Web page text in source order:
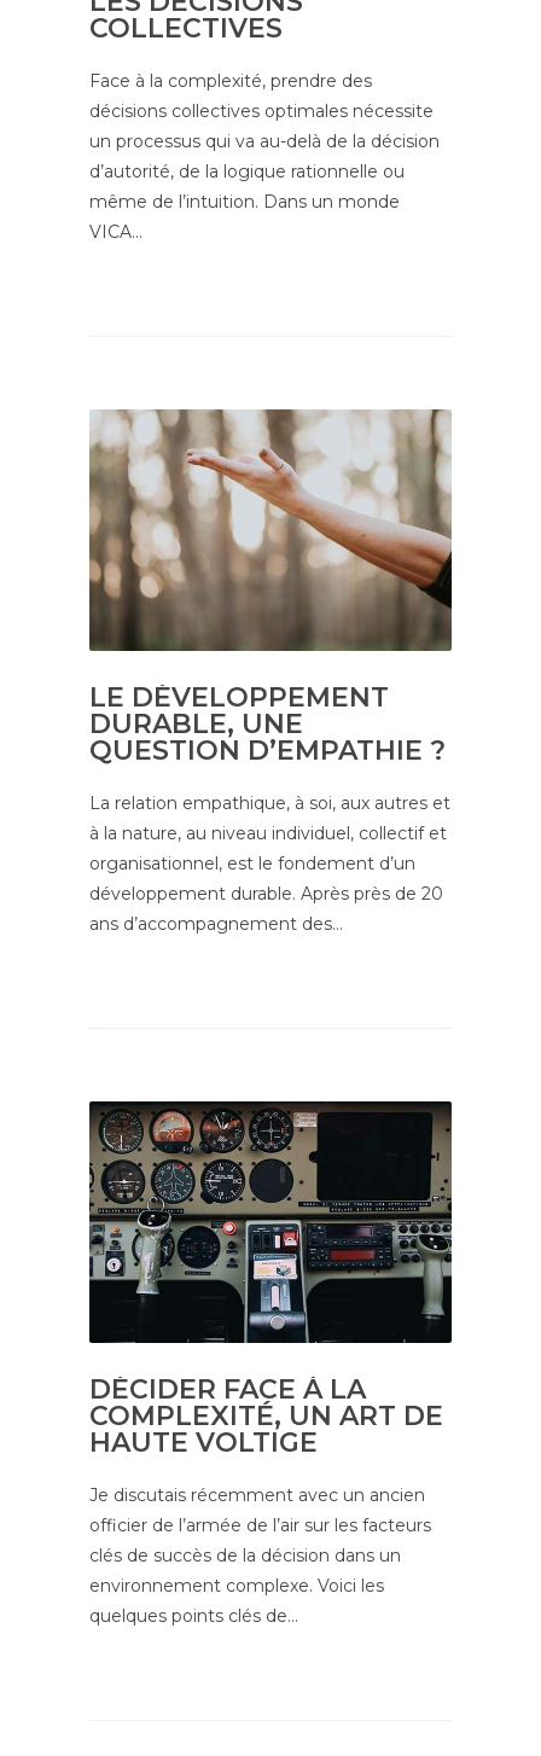
COLLECTIVES
Face à la complexité, prendre des
décisions collectives optimales nécessite
un processus qui va au-delà de la décision
d’autorité, de la logique rationnelle ou
même de l’intuition. Dans un monde
VICA…
LE DÉVELOPPEMENT
DURABLE, UNE
QUESTION D’EMPATHIE ?
La relation empathique, à soi, aux autres et
à la nature, au niveau individuel, collectif et
organisationnel, est le fondement d’un
développement durable. Après près de 20
ans d’accompagnement des…
DÉCIDER FACE À LA
COMPLEXITÉ, UN ART DE
HAUTE VOLTIGE
Je discutais récemment avec un ancien
officier de l’armée de l’air sur les facteurs
clés de succès de la décision dans un
environnement complexe. Voici les
quelques points clés de…